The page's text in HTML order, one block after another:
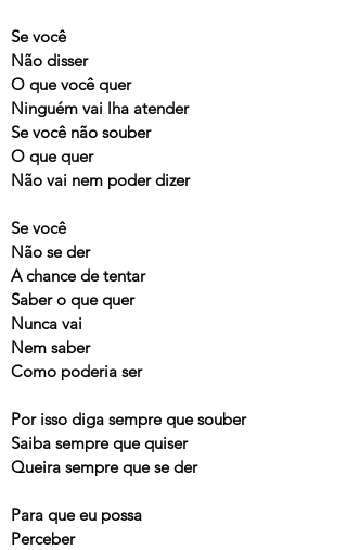
Se você
Não disser
O que você quer
Ninguém vai lha atender
Se você não souber
O que quer
Não vai nem poder dizer
Se você
Não se der
A chance de tentar
Saber o que quer
Nunca vai
Nem saber
Como poderia ser
Por isso diga sempre que souber
Saiba sempre que quiser
Queira sempre que se der
Para que eu possa
Perceber